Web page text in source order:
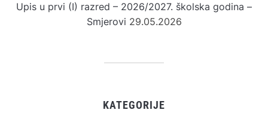
Upis u prvi (I) razred – 2026/2027. školska godina –
Smjerovi 29.05.2026
KATEGORIJE